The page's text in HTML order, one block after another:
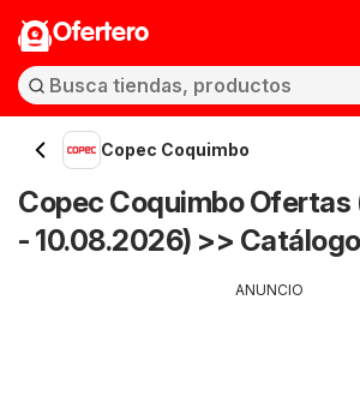
Ofertero
Copec Coquimbo
Copec Coquimbo Ofertas
- 10.08.2026) >>
ANUNCIO